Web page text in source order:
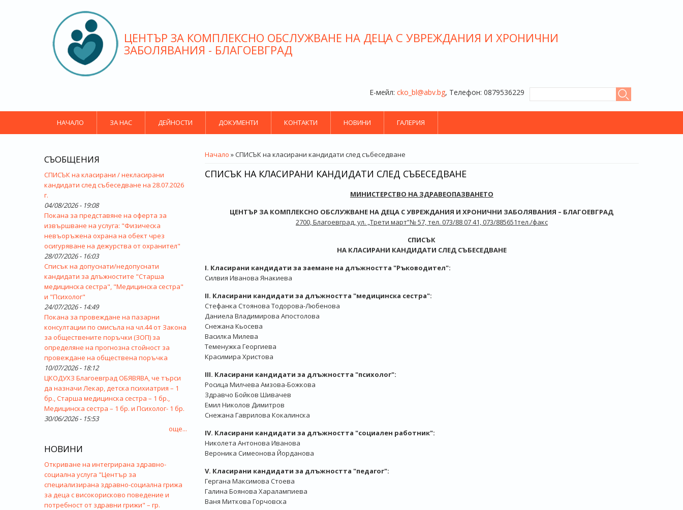
ЦЕНТЪР ЗА КОМПЛЕКСНО ОБСЛУЖВАНЕ НА ДЕЦА С УВРЕЖДАНИЯ И ХРОНИЧНИ
ЗАБОЛЯВАНИЯ - БЛАГОЕВГРАД
Е-мейл: cko_bl@abv.bg, Телефон: 0879536229
НАЧАЛО ЗА НАС ДЕЙНОСТИ ДОКУМЕНТИ КОНТАКТИ НОВИНИ ГАЛЕРИЯ
ВИЕ СТЕ ТУК
Начало » СПИСЪК на класирани кандидати след събеседване
СПИСЪК НА КЛАСИРАНИ КАНДИДАТИ СЛЕД СЪБЕСЕДВАНЕ
МИНИСТЕРСТВО НА ЗДРАВЕОПАЗВАНЕТО
ЦЕНТЪР ЗА КОМПЛЕКСНО ОБСЛУЖВАНЕ НА ДЕЦА С УВРЕЖДАНИЯ И ХРОНИЧНИ ЗАБОЛЯВАНИЯ – БЛАГОЕВГРАД
2700, Благоевград, ул. „Трети март”№ 57, тел. 073/88 07 41, 073/885651тел./факс
СПИСЪК
НА КЛАСИРАНИ КАНДИДАТИ СЛЕД СЪБЕСЕДВАНЕ
І. Класирани кандидати за заемане на длъжността "Ръководител":
Силвия Иванова Янакиева
ІІ. Класирани кандидати за длъжността "медицинска сестра":
Стефанка Стоянова Тодорова-Любенова
Даниела Владимирова Апостолова
Снежана Кьосева
Василка Милева
Теменужка Георгиева
Красимира Христова
ІІІ. Класирани кандидати за длъжността "психолог":
Росица Милчева Амзова-Божкова
Здравчо Бойков Шивачев
Емил Николов Димитров
Снежана Гаврилова Кокалинска
ІV. Класирани кандидати за длъжността "социален работник":
Николета Антонова Иванова
Вероника Симеонова Йорданова
V. Класирани кандидати за длъжността "педагог":
Гергана Максимова Стоева
Галина Боянова Харалампиева
Ваня Миткова Горчовска
СЪОБЩЕНИЯ
СПИСЪК на класирани / некласирани
кандидати след събеседване на 28.07.2026
г.
04/08/2026 - 19:08
Покана за представяне на оферта за
извършване на услуга: "Физическа
невъоръжена охрана на обект чрез
осигуряване на дежурства от охранител"
28/07/2026 - 16:03
Списък на допуснати/недопуснати
кандидати за длъжностите "Старша
медицинска сестра", "Медицинска сестра"
и "Психолог"
24/07/2026 - 14:49
Покана за провеждане на пазарни
консултации по смисъла на чл.44 от Закона
за обществените поръчки (ЗОП) за
определяне на прогнозна стойност за
провеждане на обществена поръчка
10/07/2026 - 18:12
ЦКОДУХЗ Благоевград ОБЯВЯВА, че търси
да назначи Лекар, детска психиатрия – 1
бр., Старша медицинска сестра – 1 бр.,
Медицинска сестра – 1 бр. и Психолог- 1 бр.
30/06/2026 - 15:53
още...
НОВИНИ
Откриване на интегрирана здравно-
социална услуга "Център за
специализирана здравно-социална грижа
за деца с високорисково поведение и
потребност от здравни грижи" – гр.